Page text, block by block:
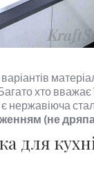
хто вважає
нержавіюча
(не
для